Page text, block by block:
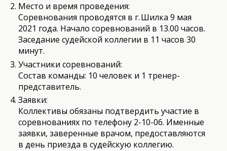
Место и время проведения:
Соревнования проводятся в г. Шилка 9 мая
2021 года. Начало соревнований в 13.00 часов.
Заседание судейской коллегии в 11 часов 30
минут.
Участники соревнований:
Состав команды: 10 человек и 1 тренер-
представитель.
Заявки:
Коллективы обязаны подтвердить участие в
соревнованиях по телефону 2-10-06. Именные
заявки, заверенные врачом, предоставляются
в день приезда в судейскую коллегию.